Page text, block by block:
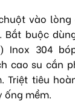
vào lòng
buộc
Inox 304
cao su cắn
Triệt tiêu
ống mềm.